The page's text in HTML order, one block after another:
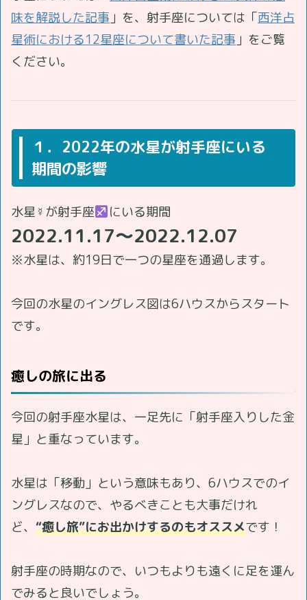
味を解説した記事 」を、射手座については「西洋占
星術における12星座について書いた記事 」をご覧
ください。
１．2022年の水星が射手座にいる
期間の影響
水星☿が射手座 にいる期間
2022.11.17～2022.12.07
※水星は、約19日で一つの星座を通過します。
今回の水星のイングレス図は6ハウスからスタート
です。
癒しの旅に出る
今回の射手座水星は、一足先に「射手座入りした金
星」と重なっています。
水星は「移動」という意味もあり、6ハウスでのイ
ングレスなので、やるべきことも大事だけれ
ど、 “癒し旅”にお出かけするのもオススメです！
射手座の時期なので、いつもよりも遠くに足を運ん
でみると良いでしょう。